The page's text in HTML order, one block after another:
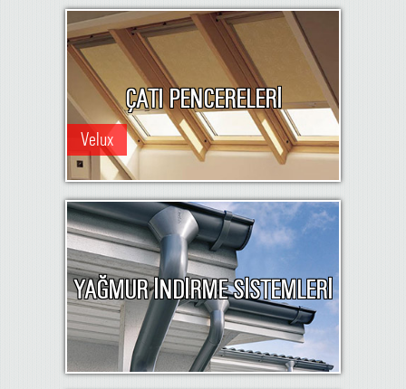
ÇATI PENCERELERİ
Velux
YAĞMUR İNDİRME SİSTEMLERİ